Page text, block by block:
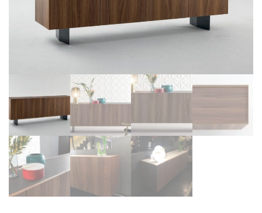
TABLE BASSE
FAUTEUILS
CANAPÉS
SALLES À MANGER
TABLES
BAHUT
LITERIE
CONVERTIBLE